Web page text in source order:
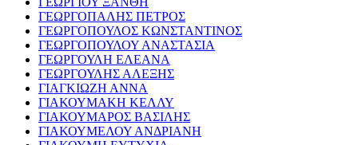
ΓΕΩΡΓΟΠΑΛΗΣ ΠΕΤΡΟΣ
ΓΕΩΡΓΟΠΟΥΛΟΣ ΚΩΝΣΤΑΝΤΙΝΟΣ
ΓΕΩΡΓΟΠΟΥΛΟΥ ΑΝΑΣΤΑΣΙΑ
ΓΕΩΡΓΟΥΛΗ ΕΛΕΑΝΑ
ΓΕΩΡΓΟΥΛΗΣ ΑΛΕΞΗΣ
ΓΙΑΓΚΙΩΖΗ ΑΝΝΑ
ΓΙΑΚΟΥΜΑΚΗ ΚΕΛΛΥ
ΓΙΑΚΟΥΜΑΡΟΣ ΒΑΣΙΛΗΣ
ΓΙΑΚΟΥΜΕΛΟΥ ΑΝΔΡΙΑΝΗ